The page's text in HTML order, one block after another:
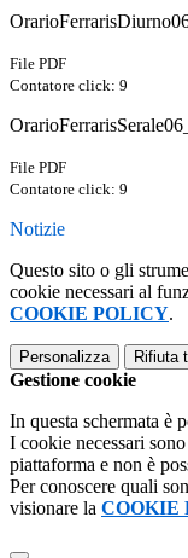
File PDF
Contatore click: 9
File PDF
Contatore click: 9
Notizie
Questo sito o gli
cookie necessari al
COOKIE POLICY.
Personalizza Rifiuta
Gestione cookie
In questa schermata è
I cookie necessari
piattaforma e non è
Per conoscere quali
visionare la COOKIE